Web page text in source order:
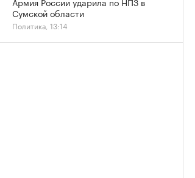
Сумской области
Политика, 13:14